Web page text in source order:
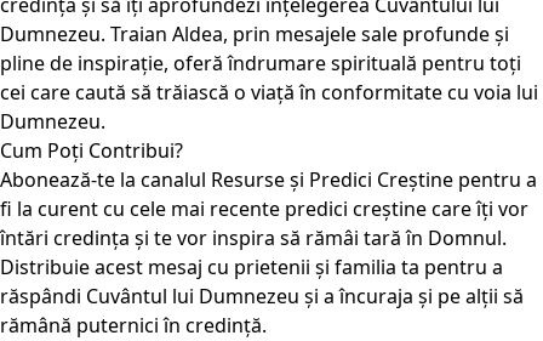
credința și să îți aprofundezi înțelegerea Cuvântului lui
Dumnezeu. Traian Aldea, prin mesajele sale profunde și
pline de inspirație, oferă îndrumare spirituală pentru toți
cei care caută să trăiască o viață în conformitate cu voia lui
Dumnezeu.
Cum Poți Contribui?
Abonează-te la canalul Resurse și Predici Creștine pentru a
fi la curent cu cele mai recente predici creștine care îți vor
întări credința și te vor inspira să rămâi tară în Domnul.
Distribuie acest mesaj cu prietenii și familia ta pentru a
răspândi Cuvântul lui Dumnezeu și a încuraja și pe alții să
rămână puternici în credință.